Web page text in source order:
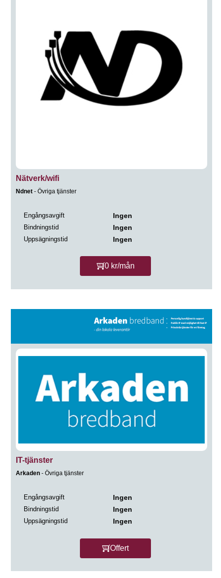
Nätverk/wifi
Ndnet - Övriga tjänster
Engångsavgift Ingen
Bindningstid Ingen
Uppsägningstid Ingen
0 kr/mån
IT-tjänster
Arkaden - Övriga tjänster
Engångsavgift Ingen
Bindningstid Ingen
Uppsägningstid Ingen
Offert